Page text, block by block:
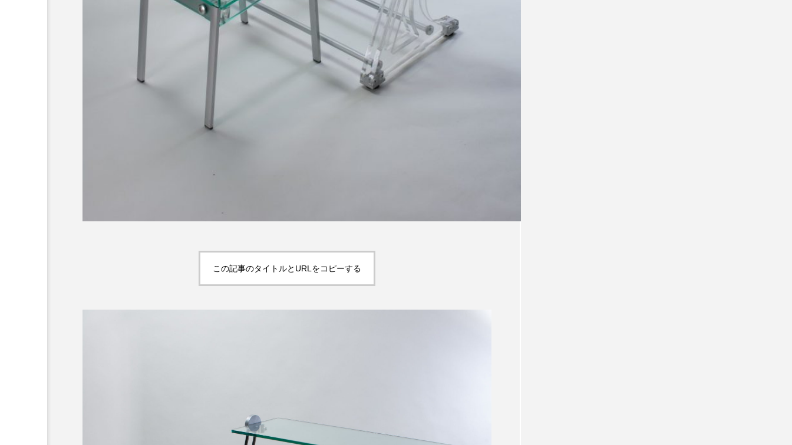
この記事のタイトルとURLをコピーする